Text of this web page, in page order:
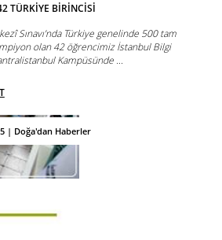
| Doğa'dan Haberler
TÜRKİYE BİRİNCİSİ
Sınavı’nda Türkiye genelinde 500 tam
olan 42 öğrencimiz İstanbul Bilgi
Kampüsünde ...